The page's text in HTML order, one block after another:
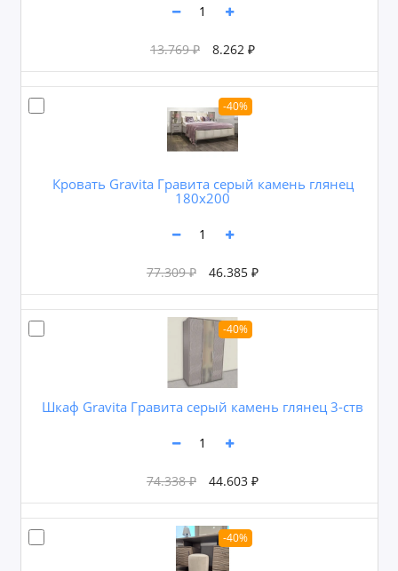
13.769 ₽ 8.262 ₽
-40%
Кровать Gravita Гравита серый камень глянец
180х200
77.309 ₽ 46.385 ₽
-40%
Шкаф Gravita Гравита серый камень глянец 3-ств
74.338 ₽ 44.603 ₽
-40%